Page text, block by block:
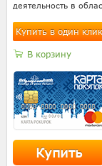
деятельность в
Купить в один клик
В корзину
Купить